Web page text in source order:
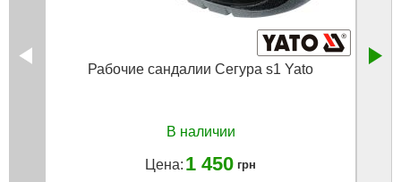
Рабочие сандалии Сегура s1 Yato
В наличии
Цена: 1 450 грн